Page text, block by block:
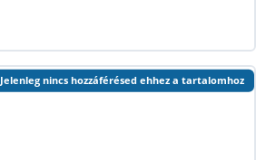
Jelenleg nincs hozzáférésed ehhez a tartalomhoz